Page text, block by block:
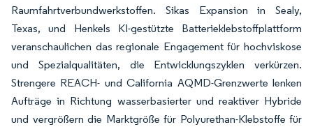
Raumfahrtverbundwerkstoffen. Sikas Expansion in Sealy,
Texas, und Henkels KI-gestützte Batterieklebstoffplattform
veranschaulichen das regionale Engagement für hochviskose
und Spezialqualitäten, die Entwicklungszyklen verkürzen.
Strengere REACH- und California AQMD-Grenzwerte lenken
Aufträge in Richtung wasserbasierter und reaktiver Hybride
und vergrößern die Marktgröße für Polyurethan-Klebstoffe für